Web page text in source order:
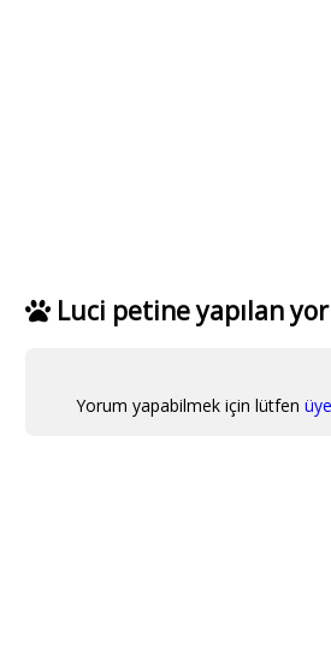
Luci petine yapılan
Yorum yapabilmek için lütfen